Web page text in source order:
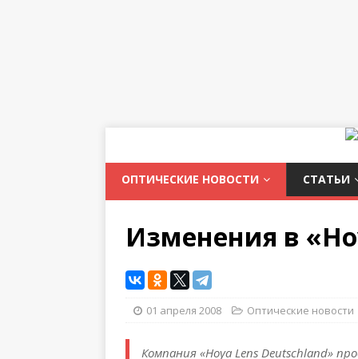
ОПТИЧЕСКИЕ НОВОСТИ СТАТЬИ
Изменения в
01 апреля 2008 Оптические новости
Компания «Hoya Lens Deutschland»